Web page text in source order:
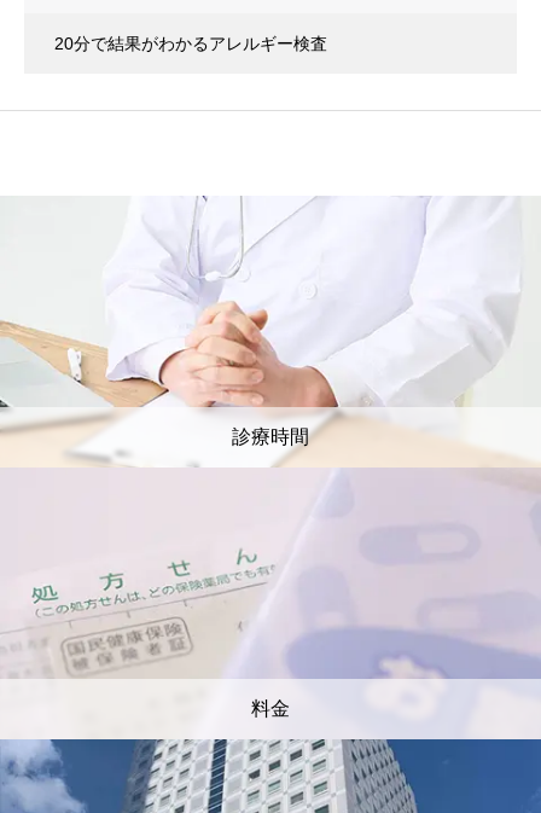
20分で結果がわかるアレルギー検査
(イムノキャップラピッドアレルゲン8)
診療時間
料金